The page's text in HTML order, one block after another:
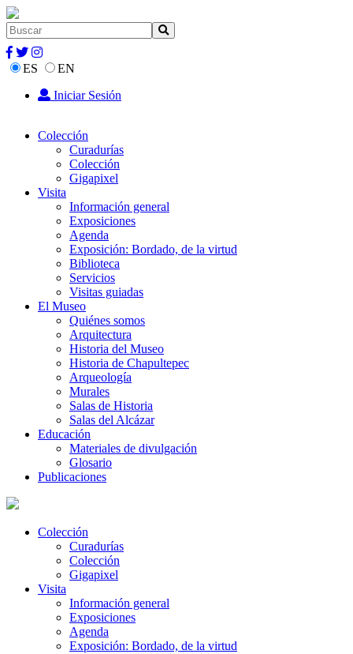
ES
EN
Iniciar Sesión
Colección
Curadurías
Colección
Gigapixel
Visita
Información general
Exposiciones
Agenda
Exposición: Bordado, de la virtud
Biblioteca
Servicios
Visitas guiadas
El Museo
Quiénes somos
Arquitectura
Historia del Museo
Historia de Chapultepec
Arqueología
Murales
Salas de Historia
Salas del Alcázar
Educación
Materiales de divulgación
Glosario
Publicaciones
Colección
Curadurías
Colección
Gigapixel
Visita
Información general
Exposiciones
Agenda
Exposición: Bordado, de la virtud